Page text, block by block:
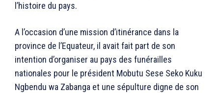
l’histoire du pays.
A l’occasion d’une mission d’itinérance dans la
province de l’Equateur, il avait fait part de son
intention d’organiser au pays des funérailles
nationales pour le président Mobutu Sese Seko Kuku
Ngbendu wa Zabanga et une sépulture digne de son